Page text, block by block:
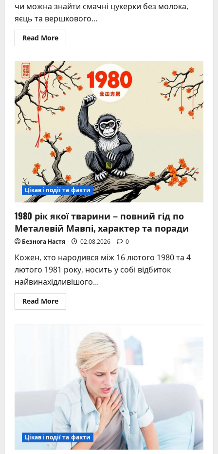
чи можна знайти смачні цукерки без молока,
яєць та вершкового...
Read MoreRead
more
цукерки
–
які
обрати,
склад,
рецепти,
повний
гід
Цікаві події та факти
1980 рік якої тварини – повний гід по
Металевій Мавпі, характер та поради
Безнога Настя 02.08.2026 0
Кожен, хто народився між 16 лютого 1980 та 4
лютого 1981 року, носить у собі відбиток
найвинахідливішого...
Read MoreRead
more
тварини
повний
Металевій
Мавпі,
характер
поради
Цікаві події та факти